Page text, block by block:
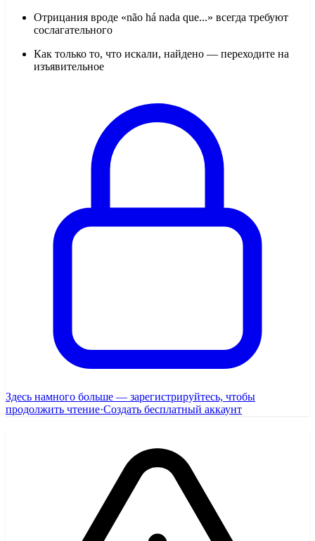
Отрицания вроде «não há nada que...» всегда требуют
сослагательного
Как только то, что искали, найдено — переходите на
изъявительное
Здесь намного больше — зарегистрируйтесь, чтобы
продолжить чтение·Создать бесплатный аккаунт